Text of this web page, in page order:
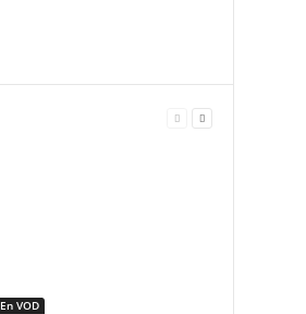
En VOD